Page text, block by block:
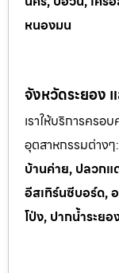
หนองมน
จังหวัดระยอง
เราให้บริการครอ
อุตสาหกรรมต่างๆ:
บ้านค่าย, ปลวกแ
อีสเทิร์นซีบอร์ด,
โป่ง, ปากน้ำระย